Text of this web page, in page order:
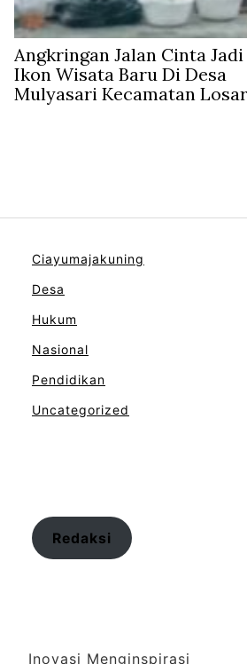
Angkringan Jalan Cinta Jadi
Ikon Wisata Baru Di Desa
Mulyasari Kecamatan
Ciayumajakuning
Desa
Hukum
Nasional
Pendidikan
Uncategorized
Redaksi
Inovasi Menginspirasi